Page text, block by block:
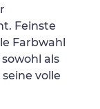
Feinste
Farbwahl
als
volle